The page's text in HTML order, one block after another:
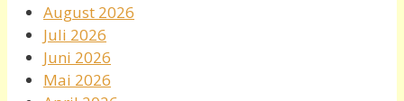
August 2026
Juli 2026
Juni 2026
Mai 2026